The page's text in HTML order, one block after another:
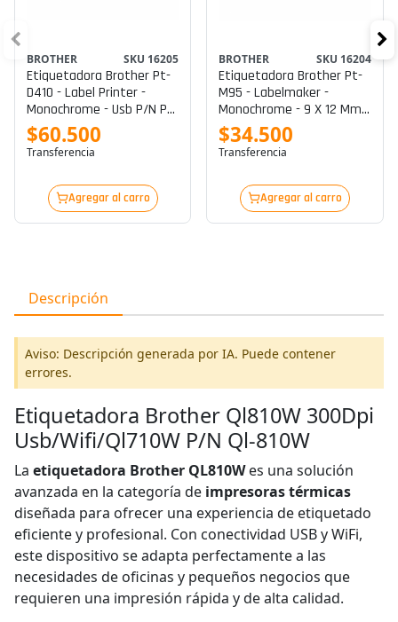
BROTHER SKU 16205
Etiquetadora Brother Pt-
D410 - Label Printer -
Monochrome - Usb P/n Pt-
D410
$60.500
Transferencia
Agregar al carro
BROTHER SKU 16204
Etiquetadora Brother Pt-
M95 - Labelmaker -
Monochrome - 9 X 12 Mm
P/n Pt-M95
$34.500
Transferencia
Agregar al carro
Descripción
Aviso: Descripción generada por IA. Puede contener
errores.
Etiquetadora Brother Ql810W 300Dpi
Usb/Wifi/Ql710W P/N Ql-810W
La etiquetadora Brother QL810Wes una solución
avanzada en la categoría de impresoras térmicas
diseñada para ofrecer una experiencia de etiquetado
eficiente y profesional. Con conectividad USB y WiFi,
este dispositivo se adapta perfectamente a las
necesidades de oficinas y pequeños negocios que
requieren una impresión rápida y de alta calidad.